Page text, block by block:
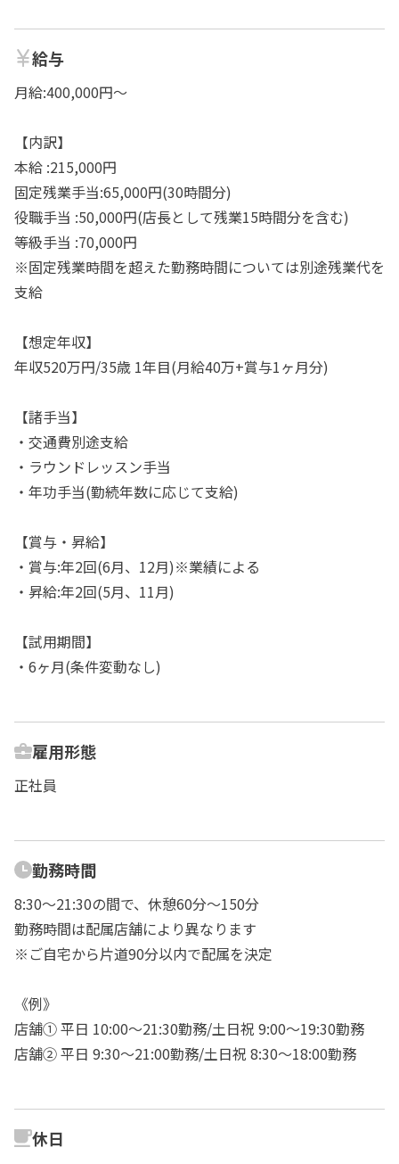
給与
月給:400,000円～
【内訳】
本給 :215,000円
固定残業手当:65,000円(30時間分)
役職手当 :50,000円(店長として残業15時間分を含む)
等級手当 :70,000円
※固定残業時間を超えた勤務時間については別途残業代を
支給
【想定年収】
年収520万円/35歳 1年目(月給40万+賞与1ヶ月分)
【諸手当】
・交通費別途支給
・ラウンドレッスン手当
・年功手当(勤続年数に応じて支給)
【賞与・昇給】
・賞与:年2回(6月、12月)※業績による
・昇給:年2回(5月、11月)
【試用期間】
・6ヶ月(条件変動なし)
雇用形態
正社員
勤務時間
8:30～21:30の間で、休憩60分～150分
勤務時間は配属店舗により異なります
※ご自宅から片道90分以内で配属を決定
《例》
店舗① 平日 10:00〜21:30勤務/土日祝 9:00～19:30勤務
店舗② 平日 9:30〜21:00勤務/土日祝 8:30～18:00勤務
休日